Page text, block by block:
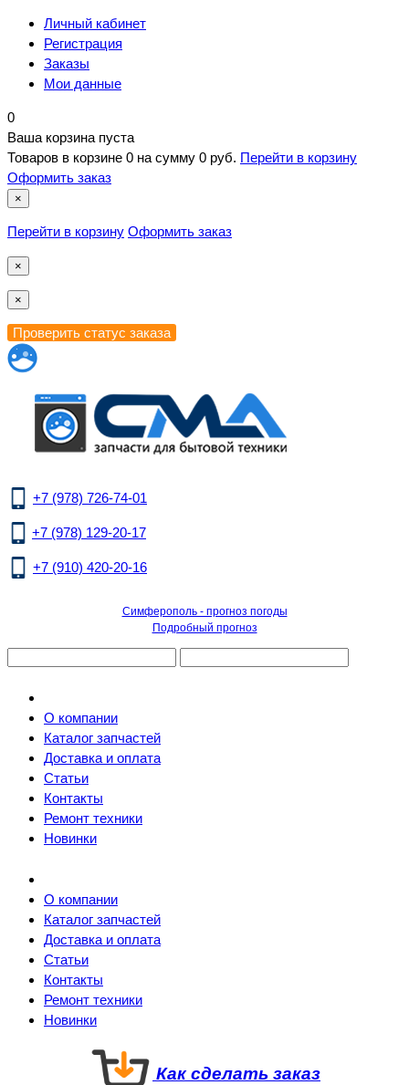
Личный кабинет
Регистрация
Заказы
Мои данные
0
Ваша корзина пуста
Товаров в корзине 0 на сумму 0 руб. Перейти в корзину
Оформить заказ
×
Перейти в корзину Оформить заказ
×
×
+7 (978) 726-74-01
+7 (978) 129-20-17
+7 (910) 420-20-16
Симферополь - прогноз погоды
Подробный прогноз
О компании
Каталог запчастей
Доставка и оплата
Статьи
Контакты
Ремонт техники
Новинки
О компании
Каталог запчастей
Доставка и оплата
Статьи
Контакты
Ремонт техники
Новинки
Как сделать заказ